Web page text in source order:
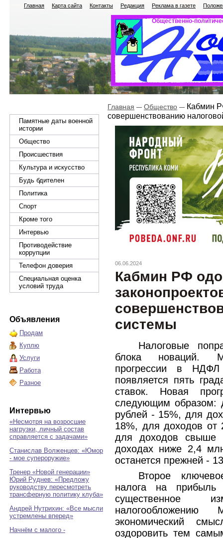
Главная Карта сайта Контакты Редакция Реклама в газете
Общественно-
Памятные даты военной
истории
Общество
Происшествия
Культура и искусство
Будь бдителен
Политика
Спорт
Кроме того
Интервью
Противодействие
коррупции
Телефон доверия
Специальная оценка
условий труда
Объявления
Продам
Куплю
Услуги
Работа
Разное
Интервью
«Несмотря на возросшие
нагрузки, личный состав
справляется с задачами»
Станислав Волженцев: «Юмор
- мое супероружие»
Тренер «Новой генерации»
Юрий Руднев: «Предложу
руководству пересмотреть
трансферную политику клуба»
Андрей Нутрихин: «Все мысли
устремлены вперед»
Начнём с малого -
Главная Общество
Кабмин
совершенствованию
06.06.2024
Кабмин РФ
системы
Налоговые
блока новаций.
прогрессии в
появляется пять
ставок. Новая
следующим образом:
рублей - 15%, для
18%, для доходов
для доходов
доходах ниже 2,4
останется прежней -
Второе
налога на
существенное
экономический
оздоровить тем